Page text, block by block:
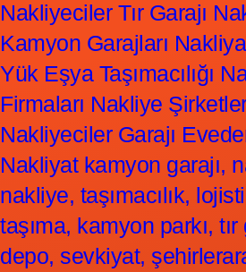
Nakliyeciler Tır Garajı
Kamyon Garajları
Yük Eşya Taşımacılığı
Firmaları Nakliye
Nakliyeciler Garajı
Nakliyat kamyon garajı,
nakliye, taşımacılık,
taşıma, kamyon parkı, tır
depo, sevkiyat,